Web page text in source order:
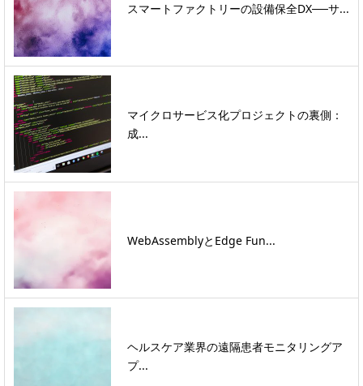
スマートファクトリーの設備保全DX──サ...
マイクロサービス化プロジェクトの裏側：
成...
WebAssemblyとEdge Fun...
ヘルスケア業界の遠隔患者モニタリングア
プ...